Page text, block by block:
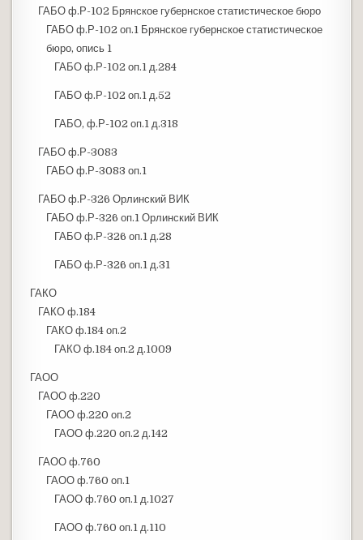
ГАБО ф.Р-102 Брянское губернское статистическое бюро
ГАБО ф.Р-102 оп.1 Брянское губернское статистическое
бюро, опись 1
ГАБО ф.Р-102 оп.1 д.284
ГАБО ф.Р-102 оп.1 д.52
ГАБО, ф.Р-102 оп.1 д.318
ГАБО ф.Р-3083
ГАБО ф.Р-3083 оп.1
ГАБО ф.Р-326 Орлинский ВИК
ГАБО ф.Р-326 оп.1 Орлинский ВИК
ГАБО ф.Р-326 оп.1 д.28
ГАБО ф.Р-326 оп.1 д.31
ГАКО
ГАКО ф.184
ГАКО ф.184 оп.2
ГАКО ф.184 оп.2 д.1009
ГАОО
ГАОО ф.220
ГАОО ф.220 оп.2
ГАОО ф.220 оп.2 д.142
ГАОО ф.760
ГАОО ф.760 оп.1
ГАОО ф.760 оп.1 д.1027
ГАОО ф.760 оп.1 д.110